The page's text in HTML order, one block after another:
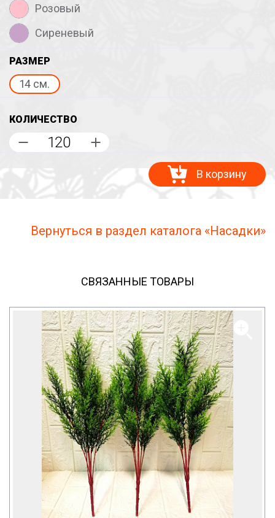
Розовый
Сиреневый
РАЗМЕР
14 см.
КОЛИЧЕСТВО
В корзину
Вернуться в раздел каталога «Насадки»
СВЯЗАННЫЕ ТОВАРЫ